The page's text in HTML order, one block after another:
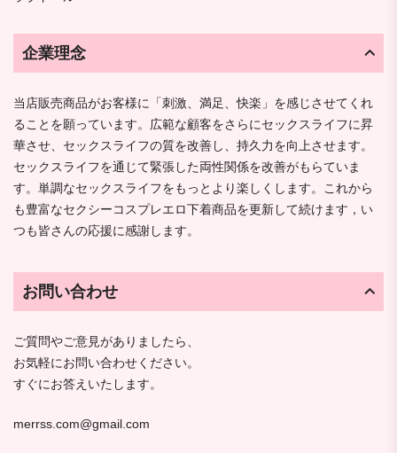
企業理念
当店販売商品がお客様に「刺激、満足、快楽」を感じさせてくれ
ることを願っています。広範な顧客をさらにセックスライフに昇
華させ、セックスライフの質を改善し、持久力を向上させます。
セックスライフを通じて緊張した両性関係を改善がもらていま
す。単調なセックスライフをもっとより楽しくします。これから
も豊富なセクシーコスプレエロ下着商品を更新して続けます，い
つも皆さんの応援に感謝します。
お問い合わせ
ご質問やご意見がありましたら、
お気軽にお問い合わせください。
すぐにお答えいたします。
merrss.com@gmail.com